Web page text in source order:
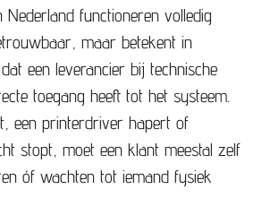
Nederland functioneren volledig
maar betekent in
een leverancier bij technische
toegang heeft tot het systeem.
een printerdriver hapert of
stopt, moet een klant meestal zelf
óf wachten tot iemand fysiek